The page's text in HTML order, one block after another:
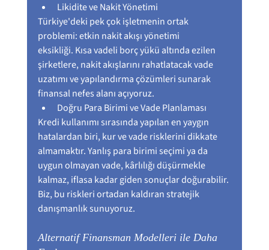
Likidite ve Nakit Yönetimi
Türkiye'deki pek çok işletmenin ortak
problemi: etkin nakit akışı yönetimi
eksikliği. Kısa vadeli borç yükü altında ezilen
şirketlere, nakit akışlarını rahatlatacak vade
uzatımı ve yapılandırma çözümleri sunarak
finansal nefes alanı açıyoruz.
Doğru Para Birimi ve Vade Planlaması
Kredi kullanımı sırasında yapılan en yaygın
hatalardan biri, kur ve vade risklerini dikkate
almamaktır. Yanlış para birimi seçimi ya da
uygun olmayan vade, kârlılığı düşürmekle
kalmaz, iflasa kadar giden sonuçlar doğurabilir.
Biz, bu riskleri ortadan kaldıran stratejik
danışmanlık sunuyoruz.
Alternatif Finansman Modelleri ile Daha